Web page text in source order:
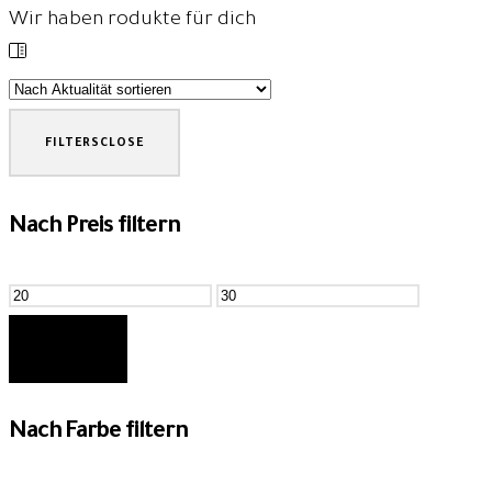
Wir haben rodukte für dich
FILTERS CLOSE
Nach Preis filtern
Min.
Max.
Nach Farbe filtern